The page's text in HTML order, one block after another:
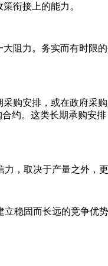
衔接上的能力。
阻力。务实而有时限
购安排，或在政府采
约。这类长期承购安
，取决于产量之外，
稳固而长远的竞争优势